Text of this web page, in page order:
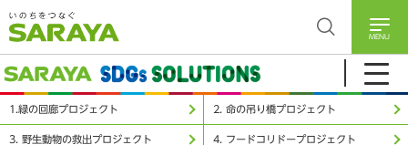
MENU
1.緑の回廊プロジェクト 2. 命の吊り橋プロジェクト
3. 野生動物の救出プロジェクト 4. フードコリドープロジェクト